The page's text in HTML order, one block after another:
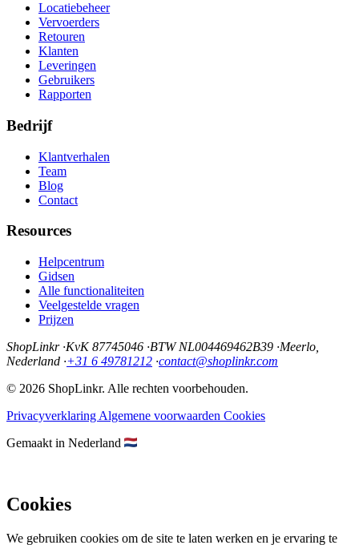
Locatiebeheer
Vervoerders
Retouren
Klanten
Leveringen
Gebruikers
Rapporten
Bedrijf
Klantverhalen
Team
Blog
Contact
Resources
Helpcentrum
Gidsen
Alle functionaliteiten
Veelgestelde vragen
Prijzen
ShopLinkr ·KvK 87745046 ·BTW NL004469462B39 ·Meerlo,
Nederland ·+31 6 49781212 ·contact@shoplinkr.com
© 2026 ShopLinkr. Alle rechten voorbehouden.
Privacyverklaring Algemene voorwaarden Cookies
Gemaakt in Nederland
Cookies
We gebruiken cookies om de site te laten werken en je ervaring te